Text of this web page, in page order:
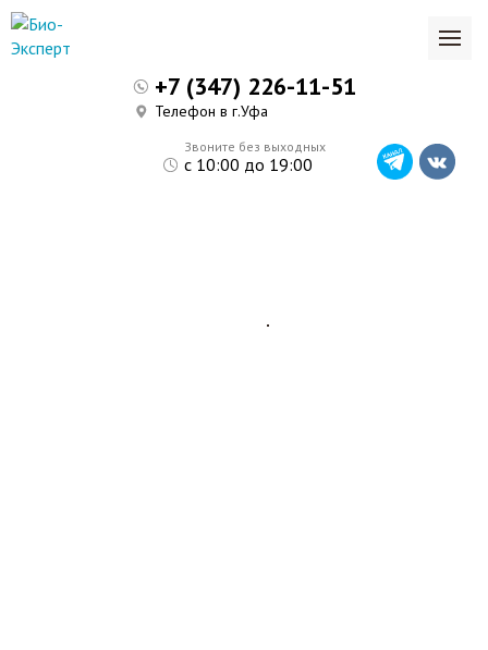
Звоните без выходных
с 10:00 до 19:00
+7 (347) 226-11-51
Телефон в г.Уфа